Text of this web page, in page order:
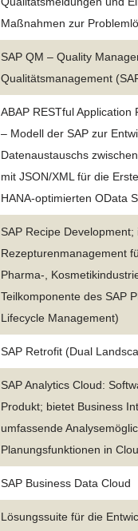
Maßnahmen zur
SAP QM – Quality
Qualitätsmanagement
ABAP RESTful Application
– Modell der SAP zur
Datenaustauschs
mit JSON/XML für die
HANA-optimierten OData
SAP Recipe
Rezepturenmanagement
Pharma-,
Teilkomponente des SAP
Lifecycle Management)
SAP Retrofit (Dual
SAP Analytics Cloud:
Produkt; bietet Business
umfassende
Planungsfunktionen in
SAP Business Data Cloud
Lösungssuite für die